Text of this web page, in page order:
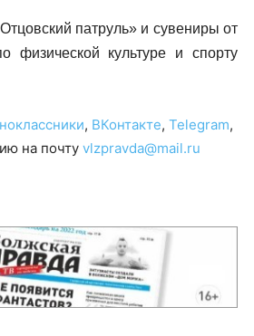
патруль» и сувениры от
физической культуре и спорту
, ВКонтакте, Telegram,
на почту vlzpravda@mail.ru